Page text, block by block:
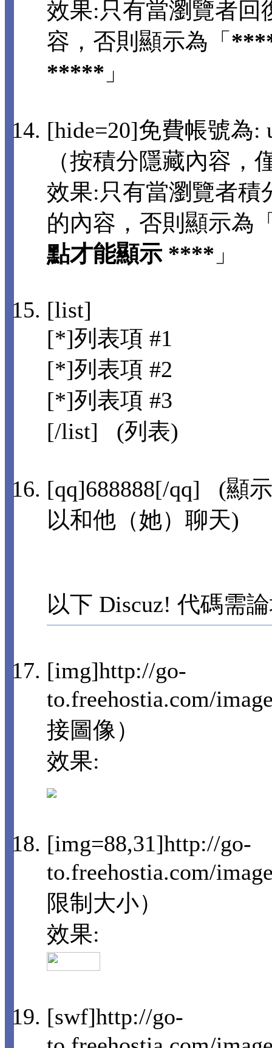
效果:只有當瀏覽者回
容，否則顯示為「
***** 」
[hide=20]免費帳號為:
（按積分隱藏內容，
效果:只有當瀏覽者積
的內容，否則顯示為
點才能顯示 **** 」
[list]
[*]列表項 #1
[*]列表項 #2
[*]列表項 #3
[/list] (列表)
[qq]688888[/qq] (顯
以和他（她）聊天)
以下 Discuz! 代碼需
[img]http://go-
to.freehostia.com/
接圖像）
效果:
[img=88,31]http://go-
to.freehostia.com/
限制大小）
效果:
[swf]http://go-